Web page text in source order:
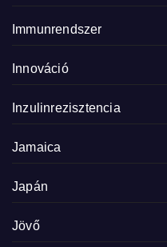
Immunrendszer
Innováció
Inzulinrezisztencia
Jamaica
Japán
Jövő